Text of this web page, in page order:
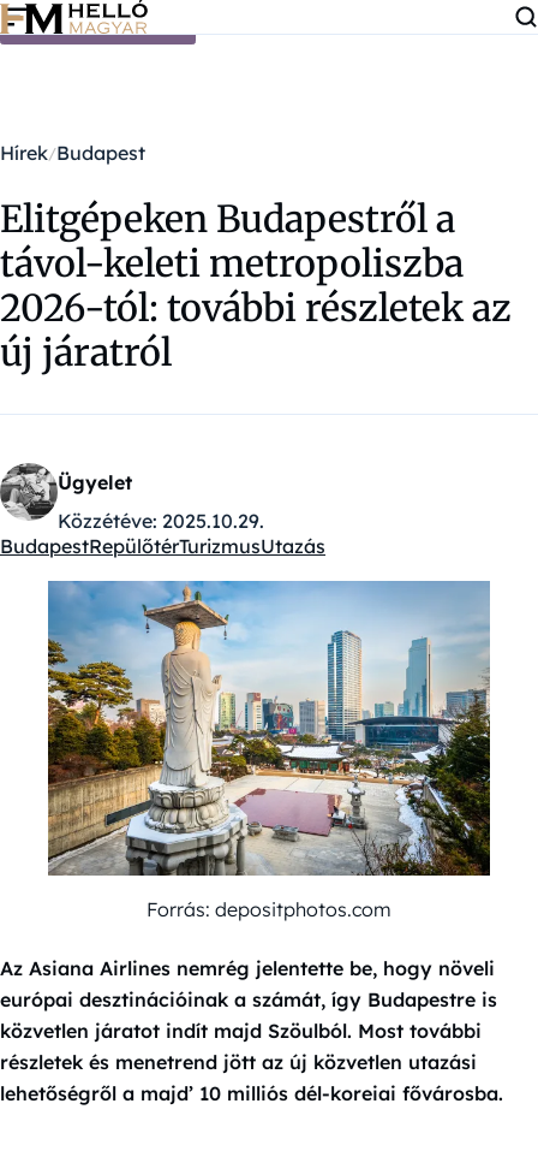
Ugrás a tartalomra
Hírek Budapest
Elitgépeken Budapestről a
távol-keleti metropoliszba
2026-tól: további részletek az
új járatról
Ügyelet
Közzétéve: 2025.10.29.
Kategóriák:
BudapestRepülőtérTurizmusUtazás
Forrás: depositphotos.com
Az Asiana Airlines nemrég jelentette be, hogy növeli
európai desztinációinak a számát, így Budapestre is
közvetlen járatot indít majd Szöulból. Most további
részletek és menetrend jött az új közvetlen utazási
lehetőségről a majd’ 10 milliós dél-koreiai fővárosba.